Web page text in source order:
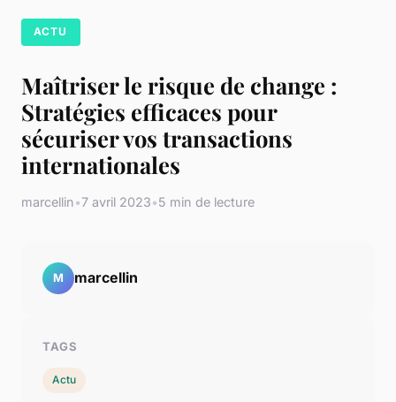
ACTU
Maîtriser le risque de change :
Stratégies efficaces pour
sécuriser vos transactions
internationales
marcellin•7 avril 2023•5 min de lecture
M marcellin
TAGS
Actu